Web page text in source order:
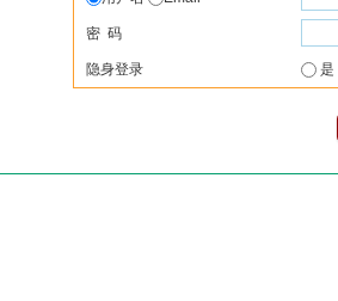
密 码
隐身登录